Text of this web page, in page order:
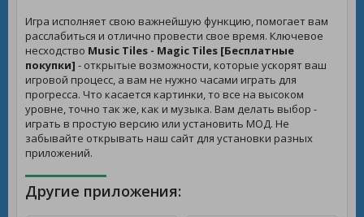
Игра исполняет свою важнейшую функцию, помогает вам
расслабиться и отлично провести свое время. Ключевое
несходство Music Tiles - Magic Tiles [Бесплатные
покупки] - открытые возможности, которые ускорят ваш
игровой процесс, а вам не нужно часами играть для
прогресса. Что касается картинки, то все на высоком
уровне, точно так же, как и музыка. Вам делать выбор -
играть в простую версию или установить МОД. Не
забывайте открывать наш сайт для установки разных
приложений.
Другие приложения: